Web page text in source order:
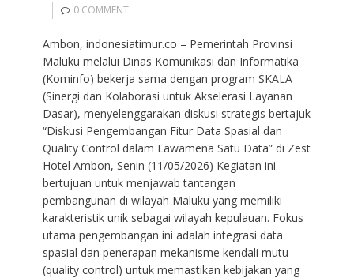
0 COMMENT
Ambon, indonesiatimur.co – Pemerintah Provinsi
Maluku melalui Dinas Komunikasi dan Informatika
(Kominfo) bekerja sama dengan program SKALA
(Sinergi dan Kolaborasi untuk Akselerasi Layanan
Dasar), menyelenggarakan diskusi strategis bertajuk
“Diskusi Pengembangan Fitur Data Spasial dan
Quality Control dalam Lawamena Satu Data” di Zest
Hotel Ambon, Senin (11/05/2026) ​Kegiatan ini
bertujuan untuk menjawab tantangan
pembangunan di wilayah Maluku yang memiliki
karakteristik unik sebagai wilayah kepulauan. Fokus
utama pengembangan ini adalah integrasi data
spasial dan penerapan mekanisme kendali mutu
(quality control) untuk memastikan kebijakan yang